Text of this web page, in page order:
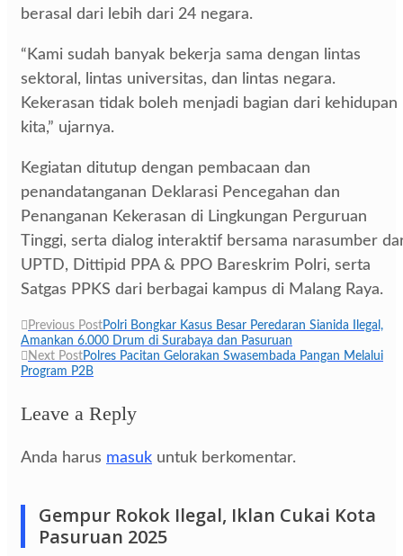
berasal dari lebih dari 24 negara.
“Kami sudah banyak bekerja sama dengan lintas
sektoral, lintas universitas, dan lintas negara.
Kekerasan tidak boleh menjadi bagian dari kehidupan
kita,” ujarnya.
Kegiatan ditutup dengan pembacaan dan
penandatanganan Deklarasi Pencegahan dan
Penanganan Kekerasan di Lingkungan Perguruan
Tinggi, serta dialog interaktif bersama narasumber
UPTD, Dittipid PPA & PPO Bareskrim Polri, serta
Satgas PPKS dari berbagai kampus di Malang Raya.
Navigasi
pos
Previous PostPolri Bongkar Kasus Besar Peredaran Sianida Ilegal,
Amankan 6.000 Drum di Surabaya dan Pasuruan
Next PostPolres Pacitan Gelorakan Swasembada Pangan Melalui
Program P2B
Leave a Reply
Anda harus masuk untuk berkomentar.
Gempur Rokok Ilegal, Iklan Cukai Kota
Pasuruan 2025